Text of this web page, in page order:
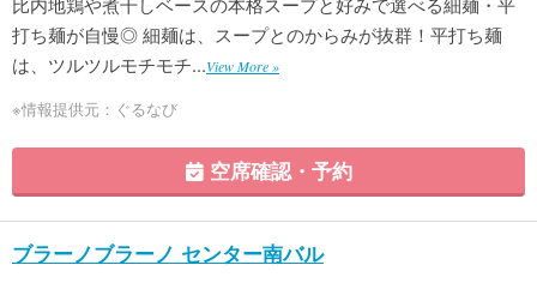
打ち麺が自慢◎ 細麺は、スープとのからみが抜群！平打ち麺
は、ツルツルモチモチ...View More »
※情報提供元：ぐるなび
空席確認・予約
ブラーノブラーノ センター南バル